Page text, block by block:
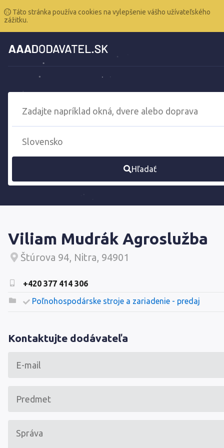
Táto stránka používa cookies na vylepšenie vášho užívateľského
zážitku.
Hľadať
Viliam Mudrák Agroslužba
Štúrova 94, Nitra, 94901
+420 377 414 306
Poľnohospodárske stroje a zariadenie - predaj
Kontaktujte dodávateľa